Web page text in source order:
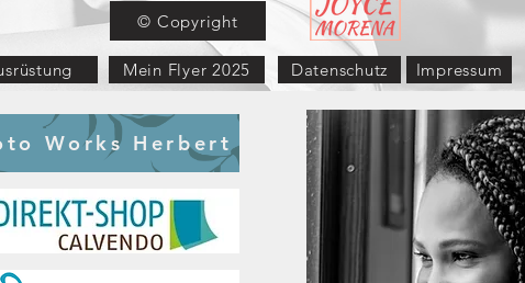
© Copyright
Mein Flyer 2025 Datenschutz Impressum
Works Herbert